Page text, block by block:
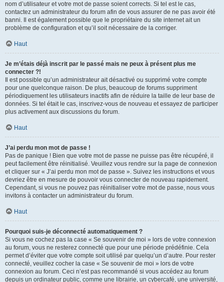
nom d’utilisateur et votre mot de passe soient corrects. Si tel est le cas,
contactez un administrateur du forum afin de vous assurer de ne pas avoir été
banni. Il est également possible que le propriétaire du site internet ait un
problème de configuration et qu’il soit nécessaire de la corriger.
Haut
Je m’étais déjà inscrit par le passé mais ne peux à présent plus me
connecter ?!
Il est possible qu’un administrateur ait désactivé ou supprimé votre compte
pour une quelconque raison. De plus, beaucoup de forums suppriment
périodiquement les utilisateurs inactifs afin de réduire la taille de leur base de
données. Si tel était le cas, inscrivez-vous de nouveau et essayez de participer
plus activement aux discussions du forum.
Haut
J’ai perdu mon mot de passe !
Pas de panique ! Bien que votre mot de passe ne puisse pas être récupéré, il
peut facilement être réinitialisé. Veuillez vous rendre sur la page de connexion
et cliquer sur « J’ai perdu mon mot de passe ». Suivez les instructions et vous
devriez être en mesure de pouvoir vous connecter de nouveau rapidement.
Cependant, si vous ne pouvez pas réinitialiser votre mot de passe, nous vous
invitons à contacter un administrateur du forum.
Haut
Pourquoi suis-je déconnecté automatiquement ?
Si vous ne cochez pas la case « Se souvenir de moi » lors de votre connexion
au forum, vous ne resterez connecté que pour une période prédéfinie. Cela
permet d’éviter que votre compte soit utilisé par quelqu’un d’autre. Pour rester
connecté, veuillez cocher la case « Se souvenir de moi » lors de votre
connexion au forum. Ceci n’est pas recommandé si vous accédez au forum
depuis un ordinateur public, comme une librairie, un cybercafé, une université,